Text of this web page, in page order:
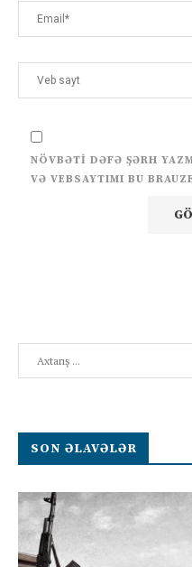
NÖVBƏTI DƏFƏ ŞƏRH
VƏ VEBSAYTIMI BU
SON ƏLAVƏLƏR